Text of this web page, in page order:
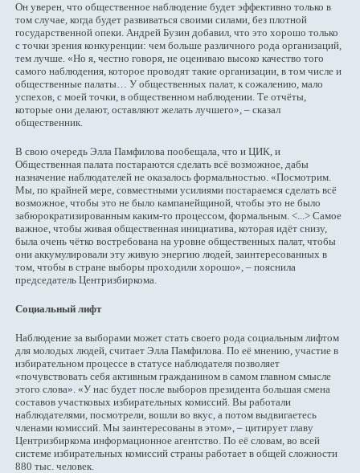
Он уверен, что общественное наблюдение будет эффективно только в
том случае, когда будет развиваться своими силами, без плотной
государственной опеки. Андрей Бузин добавил, что это хорошо только
с точки зрения конкуренции: чем больше различного рода организаций,
тем лучше. «Но я, честно говоря, не оцениваю высоко качество того
самого наблюдения, которое проводят такие организации, в том числе и
общественные палаты… У общественных палат, к сожалению, мало
успехов, с моей точки, в общественном наблюдении. Те отчёты,
которые они делают, оставляют желать лучшего», – сказал
общественник.
В свою очередь Элла Памфилова пообещала, что и ЦИК, и
Общественная палата постараются сделать всё возможное, дабы
назначение наблюдателей не оказалось формальностью. «Посмотрим.
Мы, по крайней мере, совместными усилиями постараемся сделать всё
возможное, чтобы это не было кампанейщиной, чтобы это не было
забюрократизированным каким-то процессом, формальным. <...> Самое
важное, чтобы живая общественная инициатива, которая идёт снизу,
была очень чётко востребована на уровне общественных палат, чтобы
они аккумулировали эту живую энергию людей, заинтересованных в
том, чтобы в стране выборы проходили хорошо», – пояснила
председатель Центризбиркома.
Социальный лифт
Наблюдение за выборами может стать своего рода социальным лифтом
для молодых людей, считает Элла Памфилова. По её мнению, участие в
избирательном процессе в статусе наблюдателя позволяет
«почувствовать себя активным гражданином в самом главном смысле
этого слова». «У нас будет после выборов президента большая смена
составов участковых избирательных комиссий. Вы работали
наблюдателями, посмотрели, вошли во вкус, а потом выдвигаетесь
членами комиссий. Мы заинтересованы в этом», – цитирует главу
Центризбиркома информационное агентство. По её словам, во всей
системе избирательных комиссий страны работает в общей сложности
880 тыс. человек.